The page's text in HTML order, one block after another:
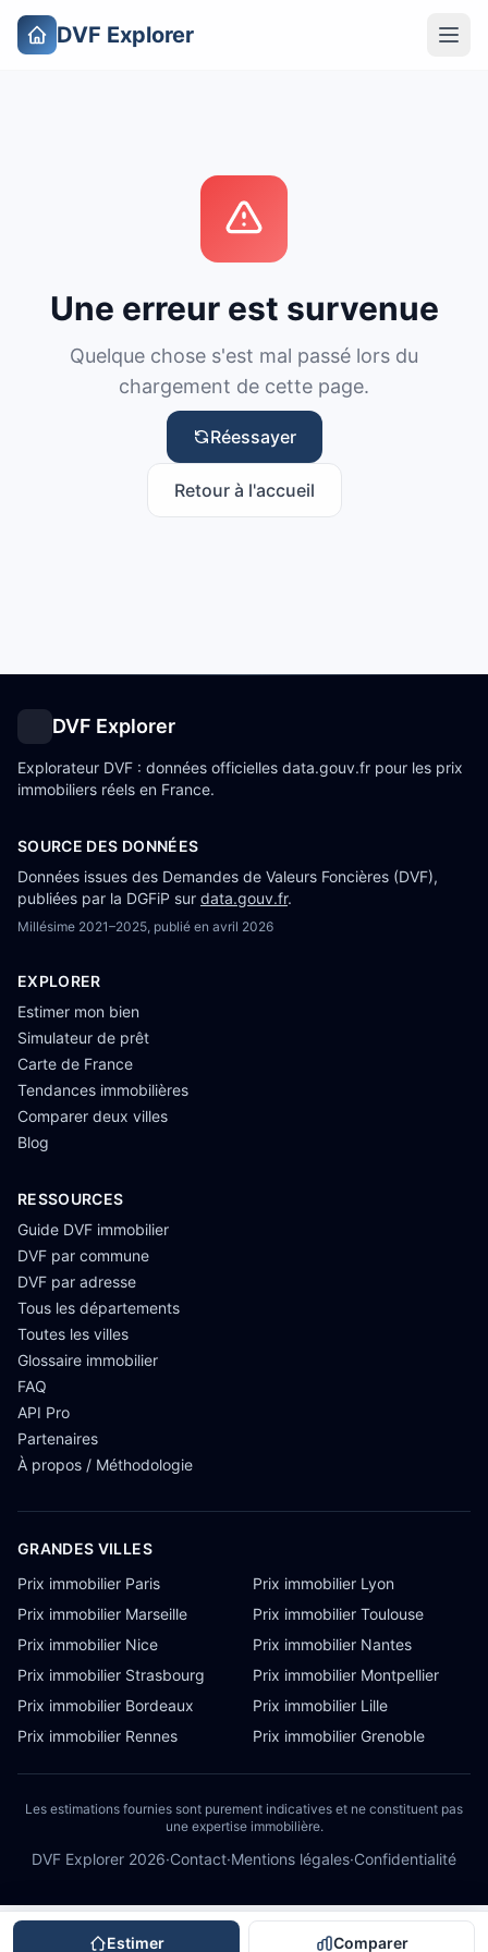
DVF Explorer
Une erreur est survenue
Quelque chose s'est mal passé lors du
chargement de cette page.
Réessayer
Retour à l'accueil
Estimer Comparer
DVF Explorer
Explorateur DVF : données officielles data.gouv.fr pour les prix
immobiliers réels en France.
SOURCE DES DONNÉES
Données issues des Demandes de Valeurs Foncières (DVF),
publiées par la DGFiP sur data.gouv.fr.
Millésime 2021–2025, publié en avril 2026
EXPLORER
Estimer mon bien
Simulateur de prêt
Carte de France
Tendances immobilières
Comparer deux villes
Blog
RESSOURCES
Guide DVF immobilier
DVF par commune
DVF par adresse
Tous les départements
Toutes les villes
Glossaire immobilier
FAQ
API Pro
Partenaires
À propos / Méthodologie
GRANDES VILLES
Prix immobilier Paris
Prix immobilier Lyon
Prix immobilier Marseille
Prix immobilier Toulouse
Prix immobilier Nice
Prix immobilier Nantes
Prix immobilier Strasbourg
Prix immobilier Montpellier
Prix immobilier Bordeaux
Prix immobilier Lille
Prix immobilier Rennes
Prix immobilier Grenoble
Les estimations fournies sont purement indicatives et ne constituent pas
une expertise immobilière.
DVF Explorer 2026·Contact·Mentions légales·Confidentialité